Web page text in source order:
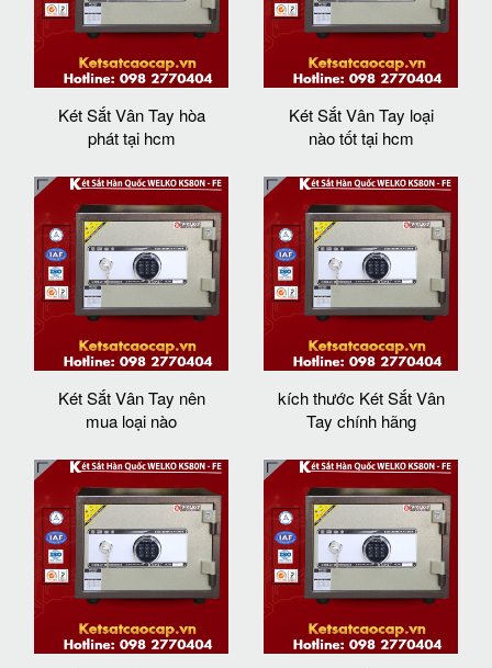
Két Sắt Vân Tay hòa
phát tại hcm
Két Sắt Vân Tay loại
nào tốt tại hcm
Két Sắt Vân Tay nên
mua loại nào
kích thước Két Sắt Vân
Tay chính hãng